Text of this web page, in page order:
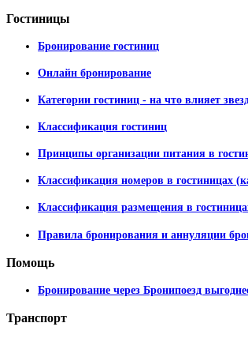
Гостиницы
Бронирование гостиниц
Онлайн бронирование
Категории гостиниц - на что влияет
Классификация гостиниц
Принципы организации питания в
Классификация номеров в гостиницах
Классификация размещения в
Правила бронирования и аннуляции
Помощь
Бронирование через Бронипоезд
Транспорт